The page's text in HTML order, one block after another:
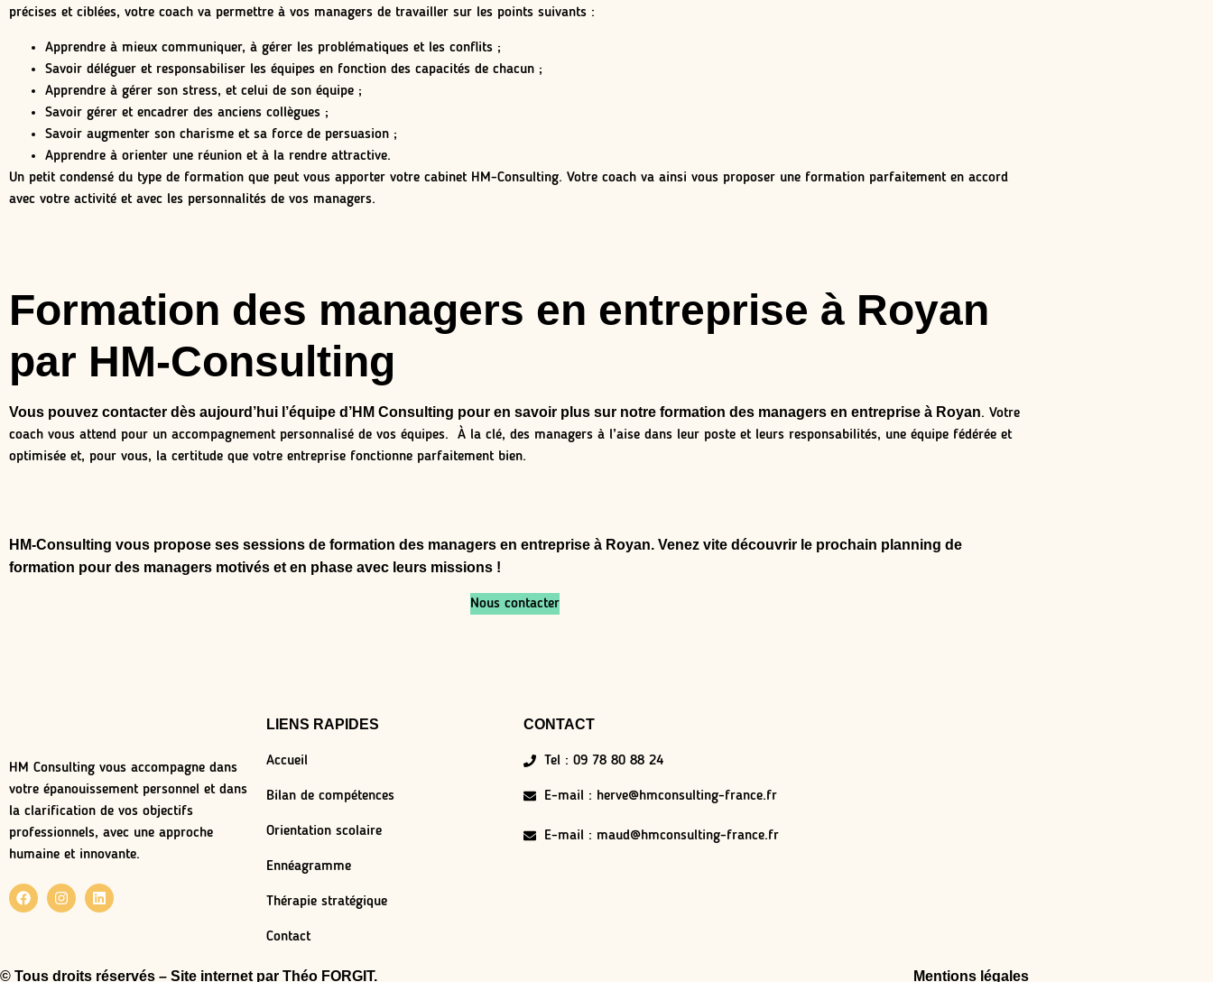
précises et ciblées, votre coach va permettre à vos managers de travailler sur les points suivants :
Apprendre à mieux communiquer, à gérer les problématiques et les conflits ;
Savoir déléguer et responsabiliser les équipes en fonction des capacités de chacun ;
Apprendre à gérer son stress, et celui de son équipe ;
Savoir gérer et encadrer des anciens collègues ;
Savoir augmenter son charisme et sa force de persuasion ;
Apprendre à orienter une réunion et à la rendre attractive.
Un petit condensé du type de formation que peut vous apporter votre cabinet HM-Consulting. Votre coach va ainsi vous proposer une formation parfaitement en accord
avec votre activité et avec les personnalités de vos managers.
Formation des managers en entreprise à Royan
par HM-Consulting
Vous pouvez contacter dès aujourd’hui l’équipe d’HM Consulting pour en savoir plus sur notre formation des managers en entreprise à Royan. Votre
coach vous attend pour un accompagnement personnalisé de vos équipes. À la clé, des managers à l’aise dans leur poste et leurs responsabilités, une équipe fédérée et
optimisée et, pour vous, la certitude que votre entreprise fonctionne parfaitement bien.
HM-Consulting vous propose ses sessions de formation des managers en entreprise à Royan. Venez vite découvrir le prochain planning de
formation pour des managers motivés et en phase avec leurs missions !
Nous contacter
HM Consulting vous accompagne dans
votre épanouissement personnel et dans
la clarification de vos objectifs
professionnels, avec une approche
humaine et innovante.
LIENS RAPIDES
Accueil
Bilan de compétences
Orientation scolaire
Ennéagramme
Thérapie stratégique
Contact
CONTACT
Tel : 09 78 80 88 24
E-mail : herve@hmconsulting-france.fr
E-mail : maud@hmconsulting-france.fr
© Tous droits réservés – Site internet par Théo FORGIT. Mentions légales